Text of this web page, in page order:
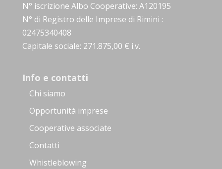
N° iscrizione Albo Cooperative: A120195
N° di Registro delle Imprese di Rimini :
02475340408
Capitale sociale: 271.875,00 € i.v.
Info e contatti
Chi siamo
Opportunità imprese
Cooperative associate
Contatti
Whistleblowing